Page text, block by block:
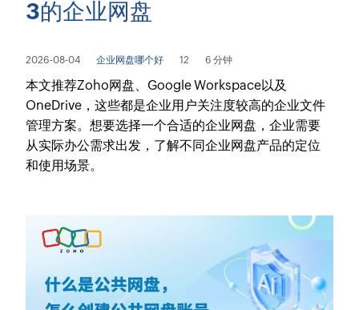
3的企业网盘
2026-08-04 企业网盘哪个好 12 6 分钟
本文推荐Zoho网盘、Google Workspace以及
OneDrive，这些都是企业用户关注度较高的企业文件
管理方案。想要选择一个合适的企业网盘，企业需要
从实际办公需求出发，了解不同企业网盘产品的定位
和使用场景。